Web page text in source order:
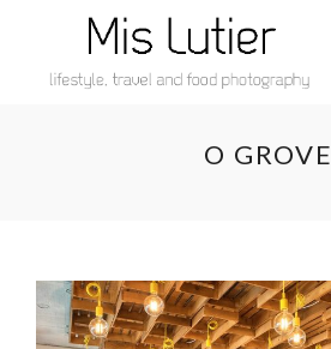
O GROVE